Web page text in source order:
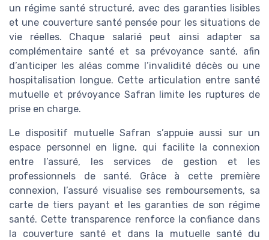
un régime santé structuré, avec des garanties lisibles
et une couverture santé pensée pour les situations de
vie réelles. Chaque salarié peut ainsi adapter sa
complémentaire santé et sa prévoyance santé, afin
d’anticiper les aléas comme l’invalidité décès ou une
hospitalisation longue. Cette articulation entre santé
mutuelle et prévoyance Safran limite les ruptures de
prise en charge.
Le dispositif mutuelle Safran s’appuie aussi sur un
espace personnel en ligne, qui facilite la connexion
entre l’assuré, les services de gestion et les
professionnels de santé. Grâce à cette première
connexion, l’assuré visualise ses remboursements, sa
carte de tiers payant et les garanties de son régime
santé. Cette transparence renforce la confiance dans
la couverture santé et dans la mutuelle santé du